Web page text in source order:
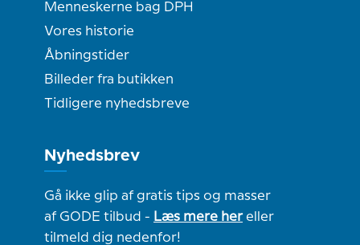
Menneskerne bag DPH
Vores historie
Åbningstider
Billeder fra butikken
Tidligere nyhedsbreve
Nyhedsbrev
Gå ikke glip af gratis tips og masser
af GODE tilbud - Læs mere hereller
tilmeld dig nedenfor!